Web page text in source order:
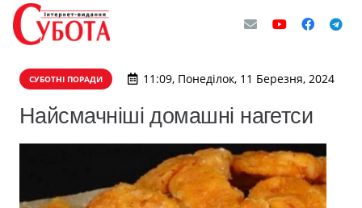
СУБОТНІ ПОРАДИ 11:09, Понеділок, 11 Березня, 2024
Найсмачніші домашні нагетси